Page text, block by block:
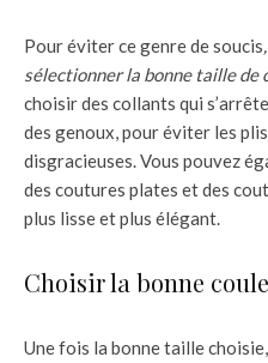
Pour éviter ce genre de soucis
sélectionner la bonne taille de
choisir des collants qui
des genoux, pour éviter les
disgracieuses. Vous pouvez
des coutures plates et des
plus lisse et plus élégant.
Choisir la bonne
Une fois la bonne taille